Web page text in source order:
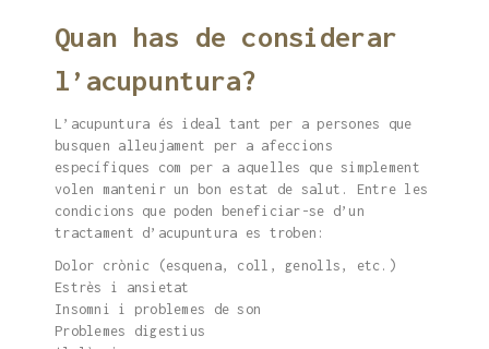
Quan has de considerar
l’acupuntura?
L’acupuntura és ideal tant per a persones que
busquen alleujament per a afeccions
específiques com per a aquelles que simplement
volen mantenir un bon estat de salut. Entre les
condicions que poden beneficiar-se d’un
tractament d’acupuntura es troben:
Dolor crònic (esquena, coll, genolls, etc.)
Estrès i ansietat
Insomni i problemes de son
Problemes digestius